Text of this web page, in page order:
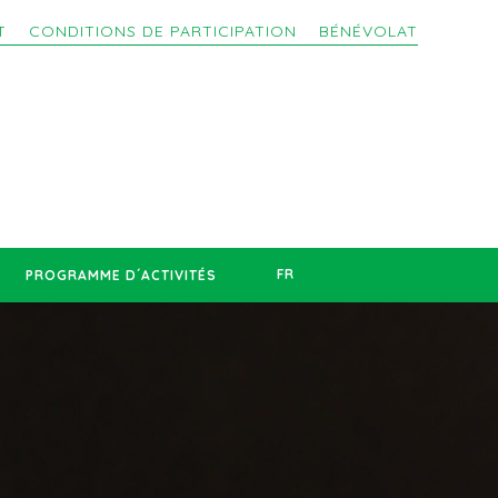
CONDITIONS DE PARTICIPATION BÉNÉVOLAT
PROGRAMME D´ACTIVITÉS FR